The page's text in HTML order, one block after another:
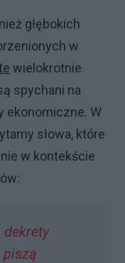
głębokich
w
wielokrotnie
spychani na
ekonomiczne. W
słowa, które
w kontekście
dekrety